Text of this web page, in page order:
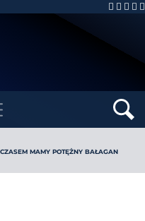
MAMY POTĘŻNY BAŁAGAN